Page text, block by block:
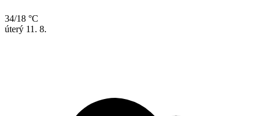
34/18 °C
úterý 11. 8.